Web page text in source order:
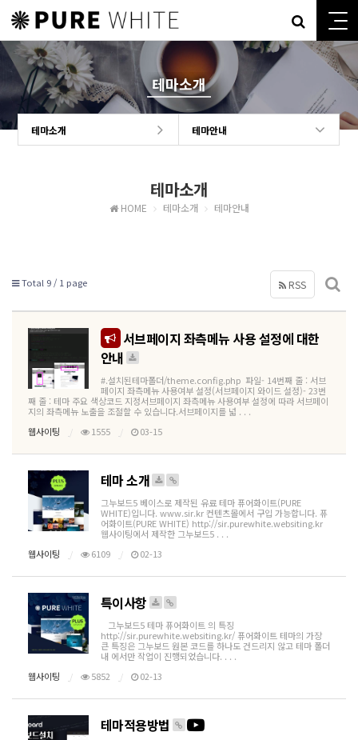
테마소개
테마소개 테마안내
테마소개
HOME 테마소개 테마안내
Total 9 / 1 page RSS
서브페이지 좌측메뉴 사용 설정에 대한
안내
#.설치된테마폴더/theme.config.php 파일- 14번째 줄 : 서브
페이지 좌측메뉴 사용여부 설정(서브페이지 와이드 설정)- 23번
째 줄 : 테마 주요 색상코드 지정서브페이지 좌측메뉴 사용여부 설정에 따라 서브페이
지의 좌측메뉴 노출을 조절할 수 있습니다.서브페이지를 넓 . . .
웹사이팅
1555 03-15
테마 소개
그누보드5 베이스로 제작된 유료 테마 퓨어화이트(PURE
WHITE)입니다. www.sir.kr 컨텐츠몰에서 구입 가능합니다. 퓨
어화이트(PURE WHITE) http://sir.purewhite.websiting.kr
웹사이팅에서 제작한 그누보드5 . . .
웹사이팅
6109 02-13
특이사항
그누보드5 테마 퓨어화이트 의 특징
http://sir.purewhite.websiting.kr/ 퓨어화이트 테마의 가장
큰 특징은 그누보드 원본 코드를 하나도 건드리지 않고 테마 폴더
내 에서만 작업이 진행되었습니다. . . .
웹사이팅
5852 02-13
테마적용방법